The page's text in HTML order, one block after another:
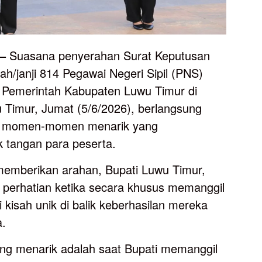
Suasana penyerahan Surat Keputusan
janji 814 Pegawai Negeri Sipil (PNS)
Kabupaten Luwu Timur di
Jumat (5/6/2026), berlangsung
momen menarik yang
tangan para peserta.
arahan, Bupati Luwu Timur,
ketika secara khusus memanggil
unik di balik keberhasilan mereka
menarik adalah saat Bupati memanggil